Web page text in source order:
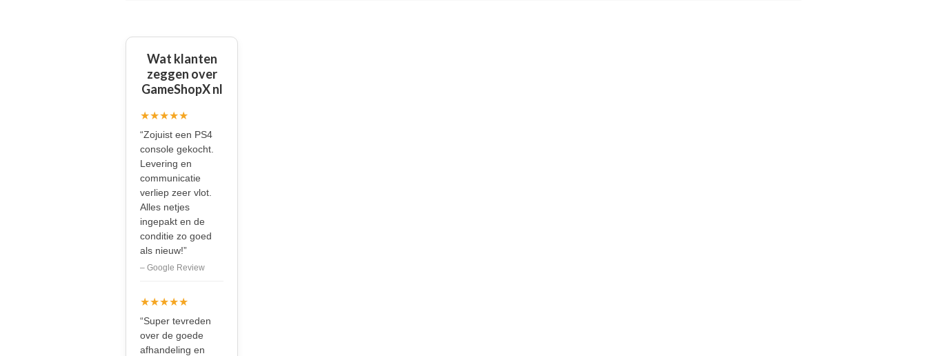
Wat klanten
zeggen over
GameShopX nl
★★★★★
“Zojuist een PS4
console gekocht.
Levering en
communicatie
verliep zeer vlot.
Alles netjes
ingepakt en de
conditie zo goed
als nieuw!”
– Google Review
★★★★★
“Super tevreden
over de goede
afhandeling en